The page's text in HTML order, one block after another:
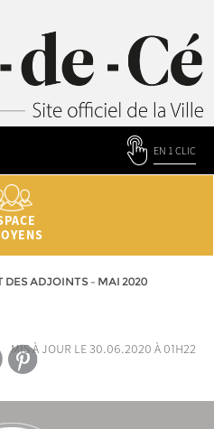
EN 1 CLIC
DES ADJOINTS – MAI 2020
mis à jour le 30.06.2020 à 01h22